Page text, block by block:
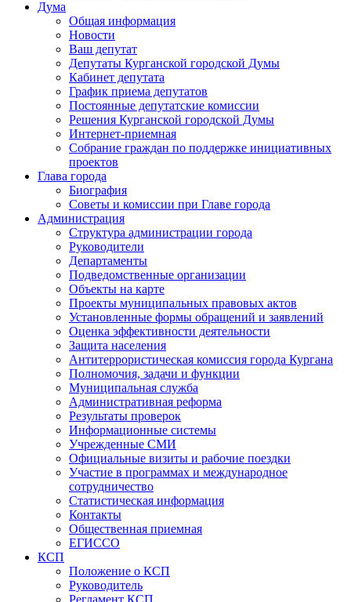
Дума
Общая информация
Новости
Ваш депутат
Депутаты Курганской городской Думы
Кабинет депутата
График приема депутатов
Постоянные депутатские комиссии
Решения Курганской городской Думы
Интернет-приемная
Собрание граждан по поддержке инициативных
проектов
Глава города
Биография
Советы и комиссии при Главе города
Администрация
Структура администрации города
Руководители
Департаменты
Подведомственные организации
Объекты на карте
Проекты муниципальных правовых актов
Установленные формы обращений и заявлений
Оценка эффективности деятельности
Защита населения
Антитеррористическая комиссия города Кургана
Полномочия, задачи и функции
Муниципальная служба
Административная реформа
Результаты проверок
Информационные системы
Учрежденные СМИ
Официальные визиты и рабочие поездки
Участие в программах и международное
сотрудничество
Статистическая информация
Контакты
Общественная приемная
ЕГИССО
КСП
Положение о КСП
Руководитель
Регламент КСП